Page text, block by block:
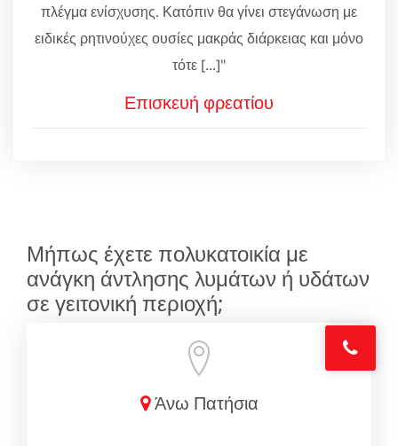
πλέγμα ενίσχυσης. Κατόπιν θα γίνει στεγάνωση με
ειδικές ρητινούχες ουσίες μακράς διάρκειας και μόνο
τότε [...]"
Επισκευή φρεατίου
Μήπως έχετε πολυκατοικία με
ανάγκη άντλησης λυμάτων ή υδάτων
σε γειτονική περιοχή;
Άνω Πατήσια